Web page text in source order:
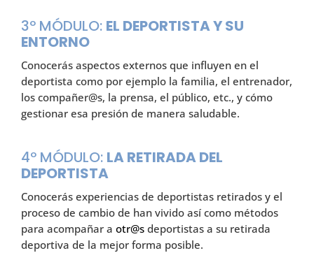
3º MÓDULO: EL DEPORTISTA Y SU
ENTORNO
Conocerás aspectos externos que influyen en el
deportista como por ejemplo la familia, el entrenador,
los compañer@s, la prensa, el público, etc., y cómo
gestionar esa presión de manera saludable.
4º MÓDULO: LA RETIRADA DEL
DEPORTISTA
Conocerás experiencias de deportistas retirados y el
proceso de cambio de han vivido así como métodos
para acompañar a otr@s deportistas a su retirada
deportiva de la mejor forma posible.